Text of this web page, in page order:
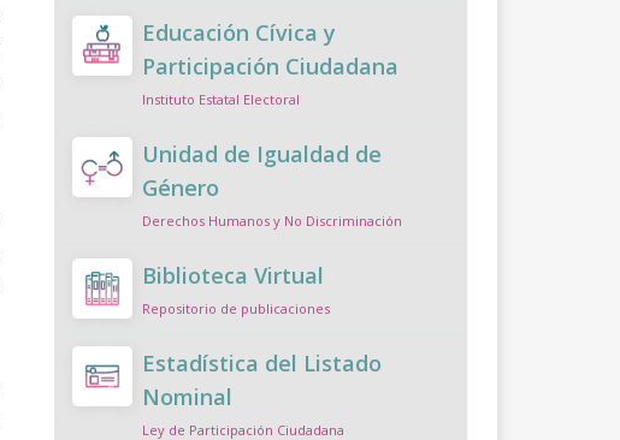
Educación Cívica y
Participación Ciudadana
Instituto Estatal Electoral
Unidad de Igualdad de
Género
Derechos Humanos y No Discriminación
Biblioteca Virtual
Repositorio de publicaciones
Estadística del Listado
Nominal
Ley de Participación Ciudadana